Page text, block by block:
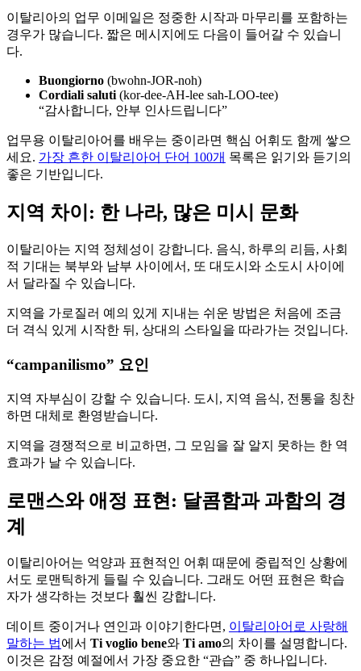
이탈리아의 업무 이메일은 정중한 시작과 마무리를 포함하는
경우가 많습니다. 짧은 메시지에도 다음이 들어갈 수 있습니
다.
Buongiorno (bwohn-JOR-noh)
Cordiali saluti (kor-dee-AH-lee sah-LOO-tee)
“감사합니다, 안부 인사드립니다”
업무용 이탈리아어를 배우는 중이라면 핵심 어휘도 함께 쌓으
세요. 가장 흔한 이탈리아어 단어 100개 목록은 읽기와 듣기의
좋은 기반입니다.
지역 차이: 한 나라, 많은 미시 문화
이탈리아는 지역 정체성이 강합니다. 음식, 하루의 리듬, 사회
적 기대는 북부와 남부 사이에서, 또 대도시와 소도시 사이에
서 달라질 수 있습니다.
지역을 가로질러 예의 있게 지내는 쉬운 방법은 처음에 조금
더 격식 있게 시작한 뒤, 상대의 스타일을 따라가는 것입니다.
“campanilismo” 요인
지역 자부심이 강할 수 있습니다. 도시, 지역 음식, 전통을 칭찬
하면 대체로 환영받습니다.
지역을 경쟁적으로 비교하면, 그 모임을 잘 알지 못하는 한 역
효과가 날 수 있습니다.
로맨스와 애정 표현: 달콤함과 과함의 경
계
이탈리아어는 억양과 표현적인 어휘 때문에 중립적인 상황에
서도 로맨틱하게 들릴 수 있습니다. 그래도 어떤 표현은 학습
자가 생각하는 것보다 훨씬 강합니다.
데이트 중이거나 연인과 이야기한다면, 이탈리아어로 사랑해
말하는 법에서 Ti voglio bene와 Ti amo의 차이를 설명합니다.
이것은 감정 예절에서 가장 중요한 “관습” 중 하나입니다.